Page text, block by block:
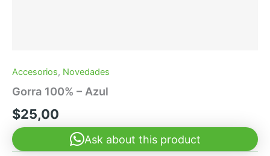
Accesorios, Novedades
Gorra 100% – Azul
$25,00
Ask about this product